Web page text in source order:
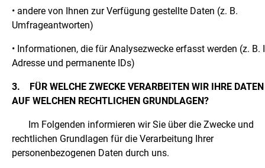
• andere von Ihnen zur Verfügung gestellte Daten (z. B.
Umfrageantworten)
• Informationen, die für Analysezwecke erfasst werden (z. B.
Adresse und permanente IDs)
3.
FÜR WELCHE ZWECKE VERARBEITEN WIR IHRE
AUF WELCHEN RECHTLICHEN GRUNDLAGEN?
Im Folgenden informieren wir Sie über die Zwecke und
rechtlichen Grundlagen für die Verarbeitung Ihrer
personenbezogenen Daten durch uns.